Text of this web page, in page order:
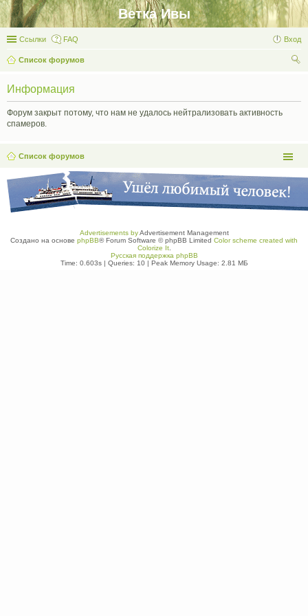
Ветка Ивы
Ссылки FAQ Вход
Список форумов
Информация
Форум закрыт потому, что нам не удалось нейтрализовать активность
спамеров.
Список форумов
Advertisements byAdvertisement Management
Создано на основе phpBB® Forum Software © phpBB Limited Color scheme created with
Colorize It.
Русская поддержка phpBB
Time: 0.603s| Queries: 10| Peak Memory Usage: 2.81 МБ